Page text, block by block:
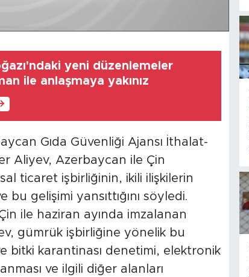
yeni düzenlemeler
ile anlaşmaya yakınız
Gıda Güvenliği Ajansı İthalat-
Aliyev, Azerbaycan ile Çin
ticaret işbirliğinin, ikili ilişkilerin
gelişimi yansıttığını söyledi.
ile haziran ayında imzalanan
gümrük işbirliğine yönelik bu
bitki karantinası denetimi, elektronik
ve ilgili diğer alanları